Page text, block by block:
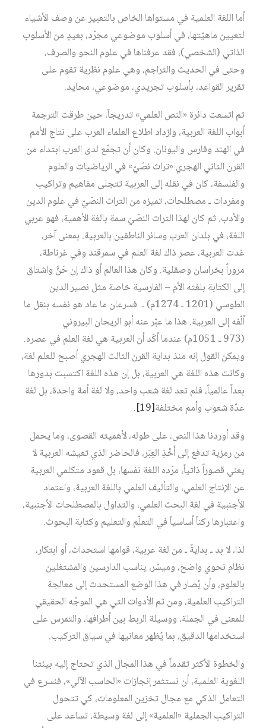
أما اللغة العلمية في مستواها الخاص بالتعبير عن وصف الأشياء
لتعيين ماهيّتها، في أسلوب موضوعي مجرّد، بعيدٍ من الأسلوب
الذاتي (الشخصي)، فقد عرفناها في علوم النحو والصرف،
وحتى في الحديث والتراجم، وهي علوم نظرية تقوم على
تقرير القواعد، بأسلوب تجريدي، موضوعي، محايد.
ثم اتسعت دائرة «النص العلمي» تدريجاً، حين طرقت الترجمة
أبواب اللغة العربية، وازداد اطلاع العلماء العرب على نتاج الأمم
في الهند وفارس واليونان. وكان أن تجمّع لدى العرب ابتداء من
القرن الثاني الهجري «تراث نصّيّ» في الرياضيات والعلوم
والفلسفة، كان في نقله إلى العربية تتجلى مفاهيم وتراكيب
ومفردات ـ مصطلحات، تميزه من التراث النصّيّ في علوم الدين
والأدب. ثم كان لهذا التراث النصّيّ سمة بالغة الأهمية، فهو عربي
اللغة، في بلدان العرب وسائر الناطقين بالعربية. بمعنى آخر،
غدت العربية، عصر ذاك لغة العلم في سمرقند وفي غرناطة،
مروراً بخراسان وصقلية. وكان هذا العالم أو ذاك إن حَنَّ واشتاق
إلى الكتابة بلغته الأم – الفارسية خاصة مثل نصير الدين
الطوسي (1201 ـ 1274م) ـ فسرعان ما عاد هو نفسه بنقل ما
ألّفه إلى العربية. هذا ما عبّر عنه أبو الريحان البيروني
(973 ـ 1051م) عندما أكّد أن العربية هي لغة العلم في عصره.
ويمكن القول إنه منذ بداية القرن الثالث الهجري أصبح للعلم لغة،
وكانت هذه اللغة هي العربية، بل إن هذه اللغة اكتسبت بدورها
بعداً عالمياً، فلم تعد لغة شعب واحد، ولا لغة أمة واحدة، بل لغة
عدّة شعوب وأمم مختلفة[19]
.
وقد أوردنا هذا النص، على طوله، لأهميته القصوى، وما يحمل
من رمزية تدفع إلى أَخْذِ العِبَر، فالحاضر الذي تعيشه العربية لا
يعني قصوراً ذاتياً، مرّده اللغة نفسها، بل قعود متكلمي العربية
عن الإنتاج العلمي، والتأليف العلمي باللغة العربية، واعتماد
الأجنبية في لغة البحث العلمي، والتداول بالمصطلحات الأجنبية،
واعتبارها ركناً أساسياً في التعلّم والتعليم وكتابة البحوث.
لذا، لا بد ـ بدايةً ـ من لغة عربية، قوامها استحداث، أو ابتكار،
نظام نحوي واضح، وميسّر، يناسب الدارسين والمشتغلين
بالعلوم، وأن يُصار في هذا الوضع المستحدث إلى معالجة
التراكيب العلمية، ومن ثم الأدوات التي هي الموجّه الحقيقي
للمعنى في الجملة، ووسيلة الربط بين أطرافها، والتمرس على
استخدامها الدقيق، بما يُظهر معانيها في سياق التركيب.
والخطوة الأكثر تقدماً في هذا المجال الذي تحتاج إليه بيئتنا
اللغوية العلمية، أن نستثمر إنجازات «الحاسب الآلي»، فنسرع في
التعامل الذكي مع مجال تخزين المعلومات، كي تتحول
التراكيب الجملية «العلمية» إلى لغة وسيطة، تساعد على